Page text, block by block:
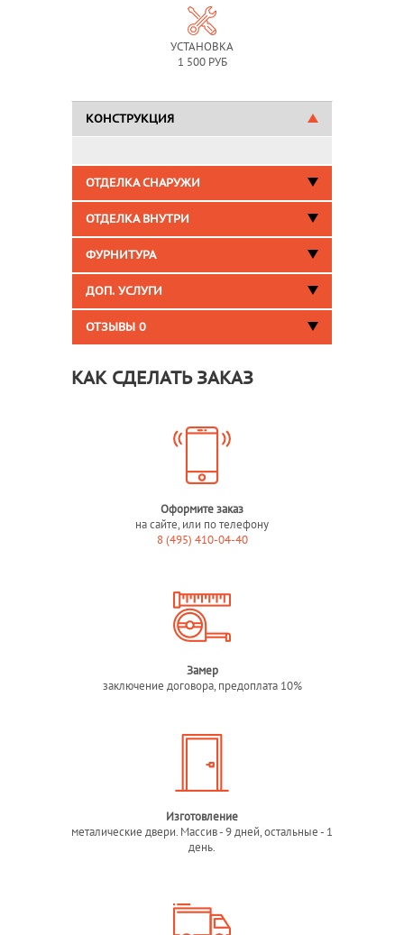
УСТАНОВКА
1 500 РУБ
КОНСТРУКЦИЯ
ОТДЕЛКА СНАРУЖИ
ОТДЕЛКА ВНУТРИ
ФУРНИТУРА
ДОП. УСЛУГИ
ОТЗЫВЫ 0
КАК СДЕЛАТЬ ЗАКАЗ
Оформите заказ
на сайте, или по телефону
8 (495) 410-04-40
Замер
заключение договора, предоплата 10%
Изготовление
металические двери. Массив - 9 дней, остальные - 1
день.